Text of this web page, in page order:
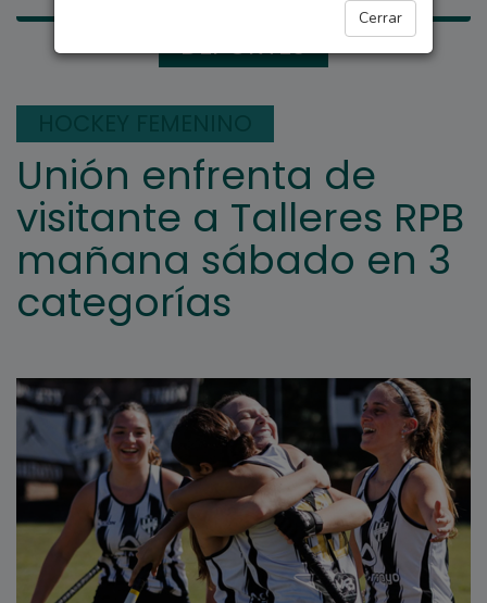
Cerrar
DEPORTES
Unión enfrenta de
visitante a Talleres RPB
mañana sábado en 3
categorías